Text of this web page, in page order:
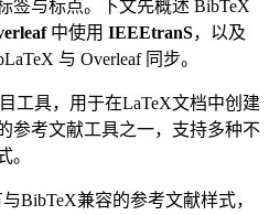
签与标点。下文先概述 BibTeX
中使用 IEEEtranS，以及
与 Overleaf 同步。
工具，用于在LaTeX文档中创建
参考文献工具之一，支持多种不
。
BibTeX兼容的参考文献样式，